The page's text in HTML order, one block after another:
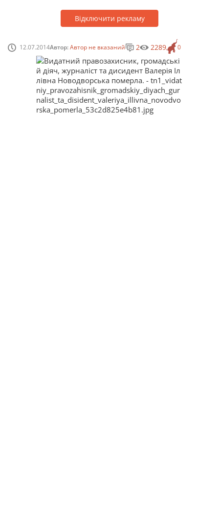
Відключити рекламу
12.07.2014Автор:Автор не вказаний 0
2 2289